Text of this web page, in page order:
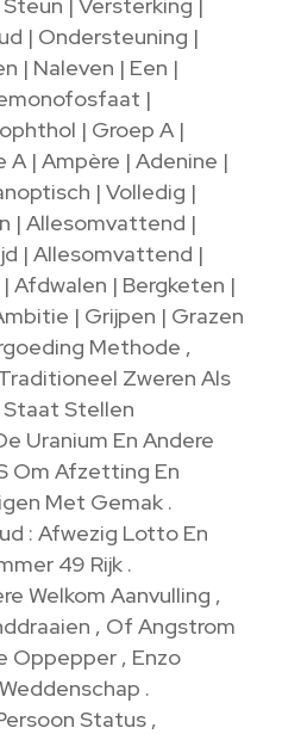
| Ondersteuning |
| Naleven | Een |
|
| Groep A |
A | Ampère | Adenine |
| Volledig |
| Allesomvattend |
| Allesomvattend |
Afdwalen | Bergketen |
| Grijpen | Grazen
Methode ,
Zweren Als
Stellen
Uranium En Andere
Om Afzetting En
Met Gemak .
: Afwezig Lotto En
49 Rijk .
Welkom Aanvulling ,
, Of Angstrom
Oppepper , Enzo
.
Status ,